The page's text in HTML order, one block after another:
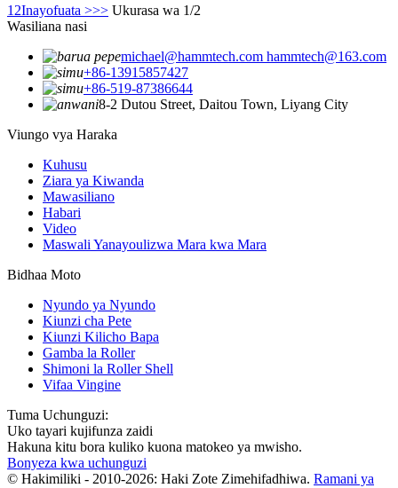
1 2Inayofuata >>> Ukurasa wa 1/2
Wasiliana nasi
michael@hammtech.com hammtech@163.com
+86-13915857427
+86-519-87386644
8-2 Dutou Street, Daitou Town, Liyang City
Viungo vya Haraka
Kuhusu
Ziara ya Kiwanda
Mawasiliano
Habari
Video
Maswali Yanayoulizwa Mara kwa Mara
Bidhaa Moto
Nyundo ya Nyundo
Kiunzi cha Pete
Kiunzi Kilicho Bapa
Gamba la Roller
Shimoni la Roller Shell
Vifaa Vingine
Tuma Uchunguzi:
Uko tayari kujifunza zaidi
Hakuna kitu bora kuliko kuona matokeo ya mwisho.
Bonyeza kwa uchunguzi
© Hakimiliki - 2010-2026: Haki Zote Zimehifadhiwa. Ramani ya